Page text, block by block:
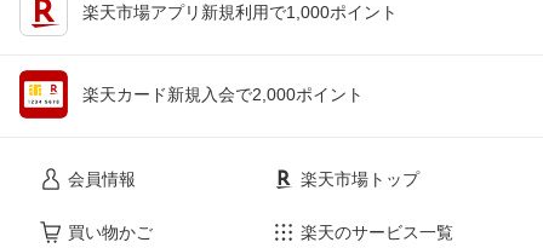
楽天市場アプリ新規利用で1,000ポイント
楽天カード新規入会で2,000ポイント
会員情報
買い物かご
楽天市場トップ
楽天のサービス一覧